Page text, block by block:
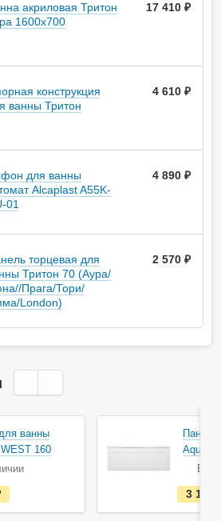
акриловая Тритон
1600х700
17 410 ₽
конструкция
ванны Тритон
4 610 ₽
для ванны
Alcaplast A55K-
01
4 890 ₽
торцевая для
Тритон 70 (Аура/
Прага/Тори/
London)
2 570 ₽
ванны
160
е
с
т
В
3 189